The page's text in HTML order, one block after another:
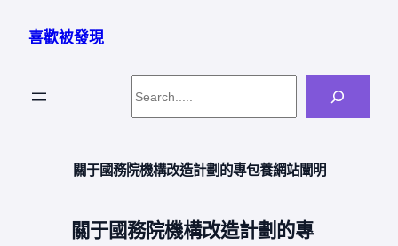
喜歡被發現
關于國務院機構改造計劃的專包養網站闡明
關于國務院機構改造計劃的專